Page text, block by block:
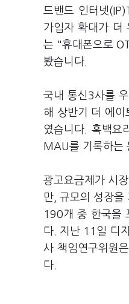
드밴드 인터넷
가입자 확대가 더
는 "휴대폰으로
봤습니다.
국내 통신3사를
해 상반기 더 에
였습니다. 흑백요
MAU를 기록하는
광고요금제가 시
만, 규모의 성장을
190개 중 한국을
다. 지난 11일 디
사 책임연구위원
다.